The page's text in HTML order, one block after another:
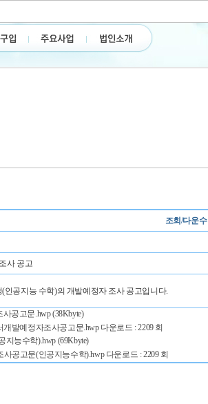
조회/다운수
사 공고
공지능 수학)의 개발예정자 조사 공고입니다.
공고문.hwp (38Kbyte)
능수학).hwp (69Kbyte)